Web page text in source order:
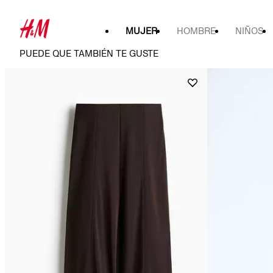
MUJER HOMBRE NIÑOS
PUEDE QUE TAMBIÉN TE GUSTE